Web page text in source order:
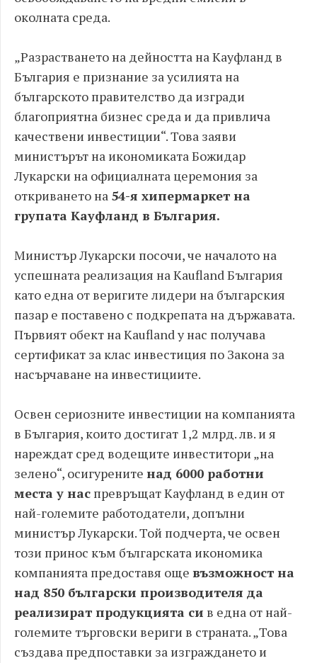
околната среда.
„Разрастването на дейността на Кауфланд в
България е признание за усилията на
българското правителство да изгради
благоприятна бизнес среда и да привлича
качествени инвестиции“. Това заяви
министърът на икономиката Божидар
Лукарски на официалната церемония за
откриването на 54-я хипермаркет на
групата Кауфланд в България.
Министър Лукарски посочи, че началото на
успешната реализация на Kaufland България
като една от веригите лидери на българския
пазар е поставено с подкрепата на държавата.
Първият обект на Kaufland у нас получава
сертификат за клас инвестиция по Закона за
насърчаване на инвестициите.
Освен сериозните инвестиции на компанията
в България, които достигат 1,2 млрд. лв. и я
нареждат сред водещите инвеститори „на
зелено“, осигурените над 6000 работни
места у нас превръщат Кауфланд в един от
най-големите работодатели, допълни
министър Лукарски. Той подчерта, че освен
този принос към българската икономика
компанията предоставя още възможност на
над 850 български производителя да
реализират продукцията си в една от най-
големите търговски вериги в страната. „Това
създава предпоставки за изграждането и